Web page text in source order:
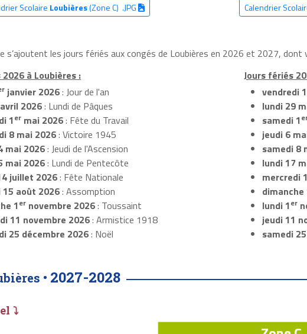
Scolaire Loubières(Zone C) .JPG
Calendrier
s’ajoutent les jours fériés aux congés de Loubières en 2026 et 2027, dont
à Loubières :
janvier 2026: Jour de l'an
2026: Lundi de Pâques
1ermai 2026: Fête du Travail
8 mai 2026: Victoire 1945
mai 2026: Jeudi de l'Ascension
mai 2026: Lundi de Pentecôte
juillet 2026: Fête Nationale
15 août 2026: Assomption
1ernovembre 2026: Toussaint
11 novembre 2026: Armistice 1918
25 décembre 2026: Noël
Jours fériés
vendredi 1
lundi 29
samedi 1
jeudi 6
samedi 8
lundi 17
mercredi
lundi 1er
jeudi 11
samedi
• 2027-2028
⤵